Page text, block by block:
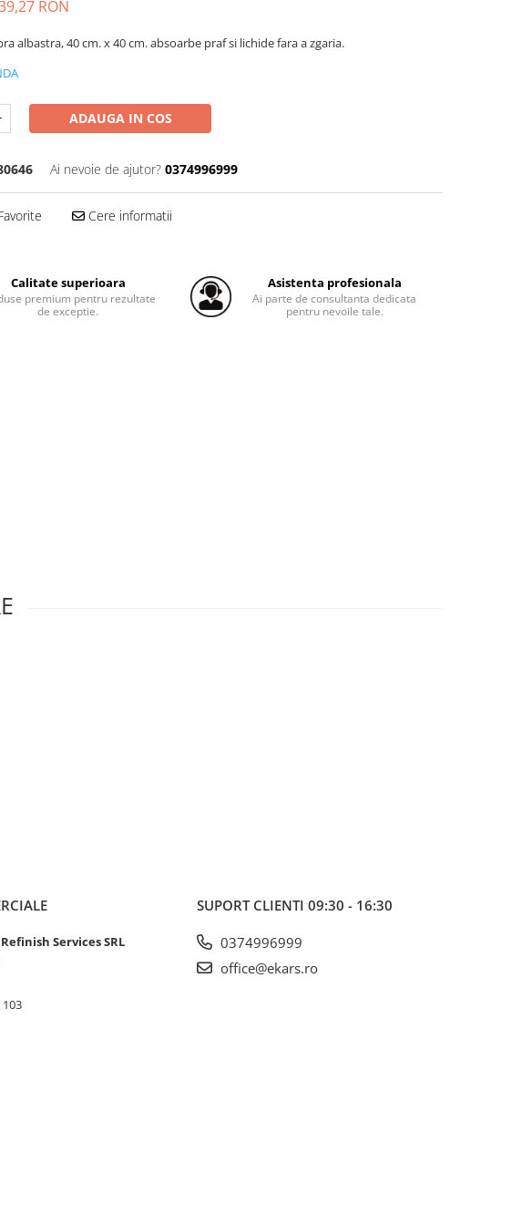
RON
albastra, 40 cm. x 40 cm. absoarbe praf si lichide fara a zgaria.
ADAUGA IN COS
Ai nevoie de ajutor? 0374996999
Cere informatii
Calitate superioara
premium pentru rezultate
de exceptie.
Asistenta profesionala
Ai parte de consultanta dedicata
pentru nevoile tale.
Services SRL
SUPORT CLIENTI 09:30 - 16:30
0374996999
office@ekars.ro